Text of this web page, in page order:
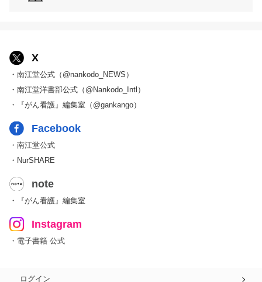
X
・南江堂公式（@nankodo_NEWS）
・南江堂洋書部公式（@Nankodo_Intl）
・『がん看護』編集室（@gankango）
Facebook
・南江堂公式
・NurSHARE
note
・『がん看護』編集室
Instagram
・電子書籍 公式
ログイン